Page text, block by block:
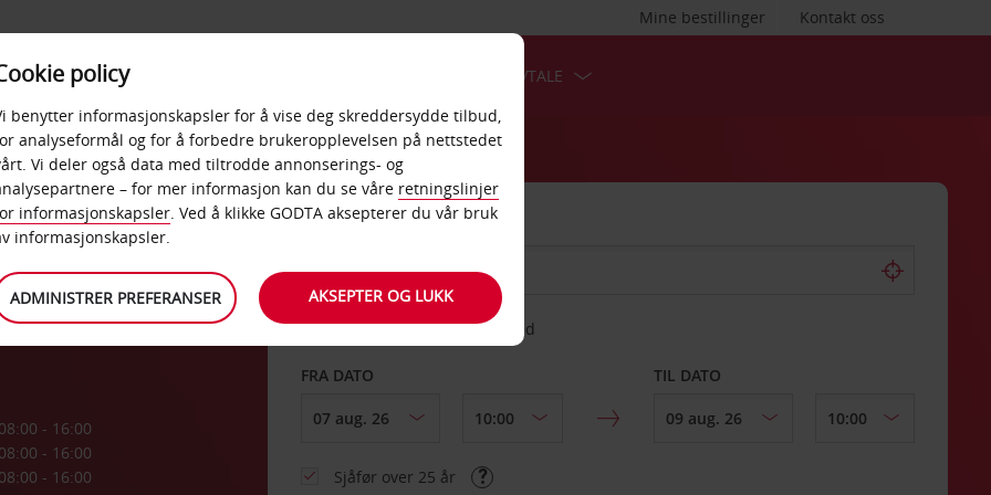
Kontakt oss
Mine bestillinger
PRODUKTER BEDRIFTSAVTALE
08:00 - 16:00
08:00 - 16:00
08:00 - 16:00
HENT FRA
Velg et annet leveringssted
FRA DATO TIL DATO
Sjåfør over 25 år
policy
benytter informasjonskapsler for å vise deg skreddersydde tilbud,
analyseformål og for å forbedre brukeropplevelsen på nettstedet
Vi deler også data med tiltrodde annonserings- og
– for mer informasjon kan du se våre retningslinjer
informasjonskapsler. Ved å klikke GODTA aksepterer du vår bruk
informasjonskapsler.
ADMINISTRER PREFERANSER AKSEPTER OG LUKK